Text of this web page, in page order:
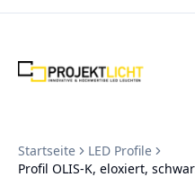
Zum Inhalt springen
Startseite
LED Profile
Profil OLIS-K, eloxiert,